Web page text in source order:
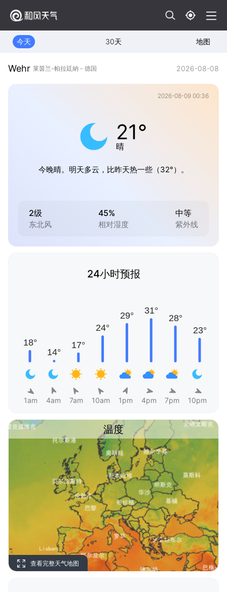
今天 30天 地图
Wehr 莱茵兰-帕拉廷納 - 德国 2026-08-08
2026-08-09 00:36
21°
晴
今晚晴。明天多云，比昨天热一些（32°）。
2级
东北风
45%
相对湿度
中等
紫外线
24小时预报
1am 4am 7am 10am 1pm 4pm 7pm 10pm
温度
查看完整天气地图